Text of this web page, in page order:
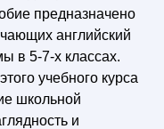
предназначено
английский
в 5-7-х классах.
учебного курса
школьной
и